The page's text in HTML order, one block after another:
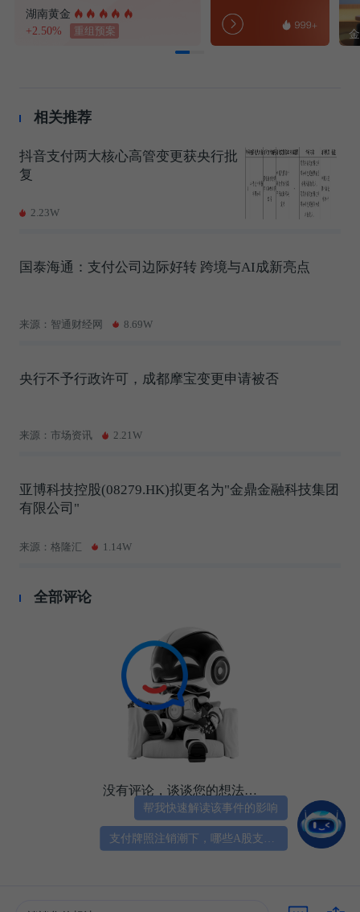
湖南黄金
+2.50%
重组预案
相关推荐
抖音支付两大核心高管变更获央行批
复
2.23W
国泰海通：支付公司边际好转 跨境与AI成新亮点
来源：智通财经网 8.69W
央行不予行政许可，成都摩宝变更申请被否
来源：市场资讯 2.21W
亚博科技控股(08279.HK)拟更名为"金鼎金融科技集团
有限公司"
来源：格隆汇 1.14W
全部评论
没有评论，谈谈您的想法…
帮我快速解读该事件的影响
支付牌照注销潮下，哪些A股支付股迎机遇？